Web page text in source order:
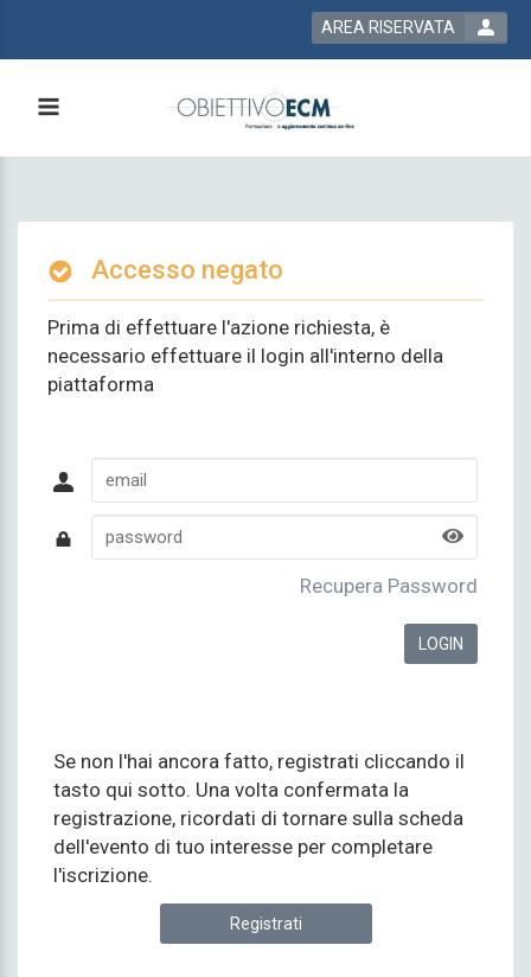
AREA RISERVATA
Accesso negato
Prima di effettuare l'azione richiesta, è
necessario effettuare il login all'interno della
piattaforma
Recupera Password
Se non l'hai ancora fatto, registrati cliccando il
tasto qui sotto. Una volta confermata la
registrazione, ricordati di tornare sulla scheda
dell'evento di tuo interesse per completare
l'iscrizione.
Registrati